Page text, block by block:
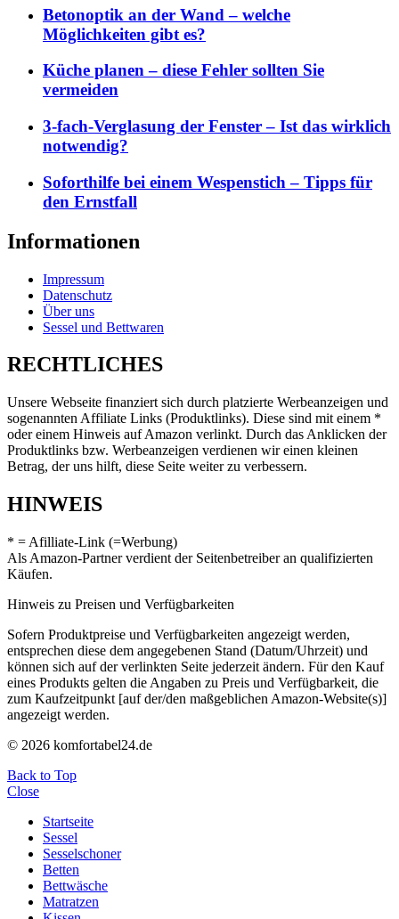
Betonoptik an der Wand – welche
Möglichkeiten gibt es?
Küche planen – diese Fehler sollten Sie
vermeiden
3-fach-Verglasung der Fenster – Ist das wirklich
notwendig?
Soforthilfe bei einem Wespenstich – Tipps für
den Ernstfall
Informationen
Impressum
Datenschutz
Über uns
Sessel und Bettwaren
RECHTLICHES
Unsere Webseite finanziert sich durch platzierte Werbeanzeigen und
sogenannten Affiliate Links (Produktlinks). Diese sind mit einem *
oder einem Hinweis auf Amazon verlinkt. Durch das Anklicken der
Produktlinks bzw. Werbeanzeigen verdienen wir einen kleinen
Betrag, der uns hilft, diese Seite weiter zu verbessern.
HINWEIS
* = Afilliate-Link (=Werbung)
Als Amazon-Partner verdient der Seitenbetreiber an qualifizierten
Käufen.
Hinweis zu Preisen und Verfügbarkeiten
Sofern Produktpreise und Verfügbarkeiten angezeigt werden,
entsprechen diese dem angegebenen Stand (Datum/Uhrzeit) und
können sich auf der verlinkten Seite jederzeit ändern. Für den Kauf
eines Produkts gelten die Angaben zu Preis und Verfügbarkeit, die
zum Kaufzeitpunkt [auf der/den maßgeblichen Amazon-Website(s)]
angezeigt werden.
© 2026 komfortabel24.de
Back to Top
Close
Startseite
Sessel
Sesselschoner
Betten
Bettwäsche
Matratzen